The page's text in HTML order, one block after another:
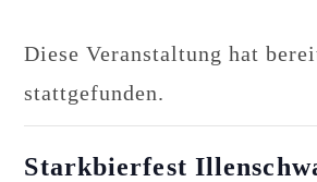
Diese Veranstaltung hat
stattgefunden.
Starkbierfest